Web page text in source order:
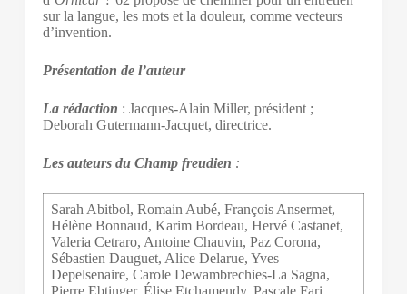
sur la langue, les mots et la douleur, comme vecteurs
d’invention.
Présentation de l’auteur
La rédaction : Jacques-Alain Miller, président ;
Deborah Gutermann-Jacquet, directrice.
Les auteurs du Champ freudien :
Sarah Abitbol, Romain Aubé, François Ansermet,
Hélène Bonnaud, Karim Bordeau, Hervé Castanet,
Valeria Cetraro, Antoine Chauvin, Paz Corona,
Sébastien Dauguet, Alice Delarue, Yves
Depelsenaire, Carole Dewambrechies-La Sagna,
Pierre Ebtinger, Élise Etchamendy, Pascale Fari,